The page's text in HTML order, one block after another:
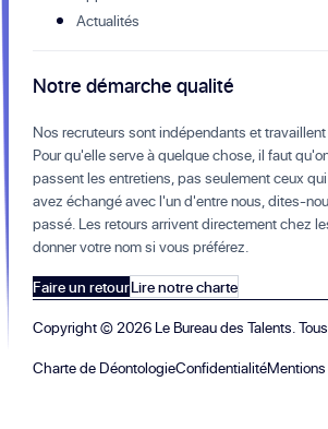
Actualités
Notre démarche qualité
Nos recruteurs sont indépendants et
Pour qu'elle serve à quelque chose, il faut
passent les entretiens, pas seulement ceux
avez échangé avec l'un d'entre nous, dites-
passé. Les retours arrivent directement chez
donner votre nom si vous préférez.
Faire un retourLire notre charte
Copyright ©2026 Le Bureau des Talents.
Charte de DéontologieConfidentialité